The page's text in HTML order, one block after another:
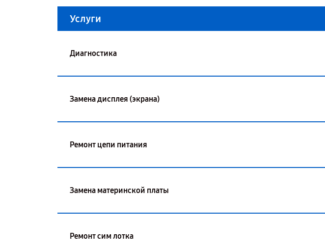
Услуги
Диагностика
Замена дисплея (экрана)
Ремонт цепи питания
Замена материнской платы
Ремонт сим лотка